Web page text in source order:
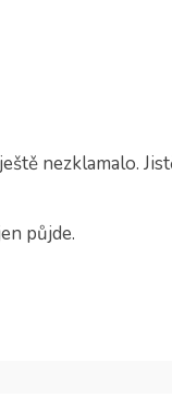
nezklamalo.
půjde.